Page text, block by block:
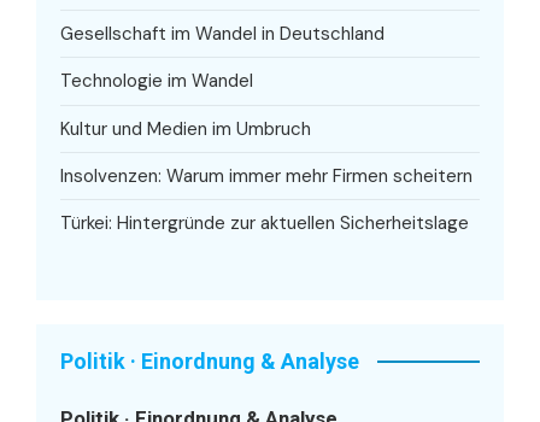
Gesellschaft im Wandel in Deutschland
Technologie im Wandel
Kultur und Medien im Umbruch
Insolvenzen: Warum immer mehr Firmen scheitern
Türkei: Hintergründe zur aktuellen Sicherheitslage
Politik · Einordnung & Analyse